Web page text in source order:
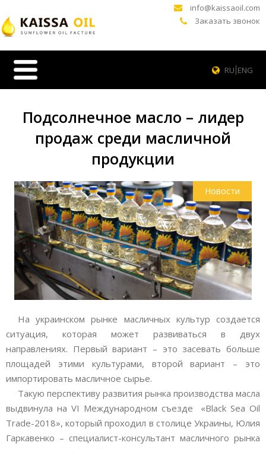
info@kaissaoil.com
Заказать звонок
RU ENG
Подсолнечное масло – лидер
продаж среди масличной
продукции
Новости
На украинском рынке масличных культур создается
ситуация, которая может развиваться в двух
направлениях. Первый вариант – это засевать больше
площадей этими культурами, второй вариант – это
импортировать масличное сырье.
Такую перспективу развития рынка производства масла
выдвинула на VI Международном съезде «Black Sea Oil
Trade-2018», который проходил в столице Украины, Юлия
Гаркавенко – специалист-консультант масличного рынка